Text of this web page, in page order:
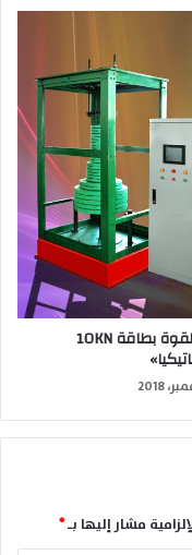
معيار القوة بطاقة 10KN
مشار إليها بـ*